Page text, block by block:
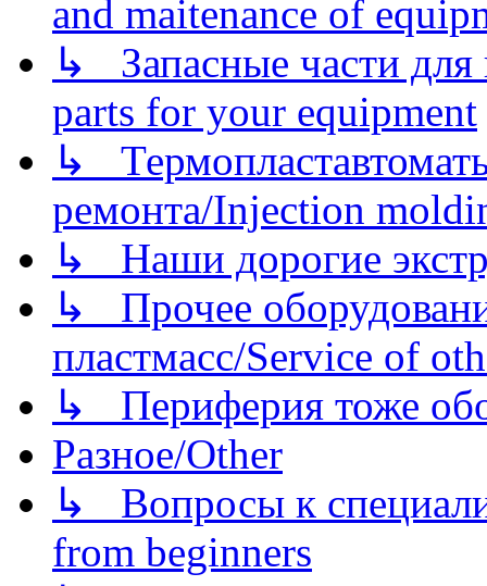
and maitenance of
↳ Запасные части для
parts for your equipment
↳
ремонта/Injection
↳ Наши дорогие
↳ Прочее
пластмасс/Service of
↳ Периферия тоже
Разное/Other
↳ Вопросы к
from beginners